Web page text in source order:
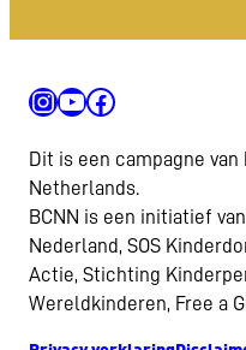
InstagramYouTube Facebook
Dit is een campagne
Netherlands.
BCNN is een initiatief
Nederland, SOS
Actie, Stichting
Wereldkinderen, Free a